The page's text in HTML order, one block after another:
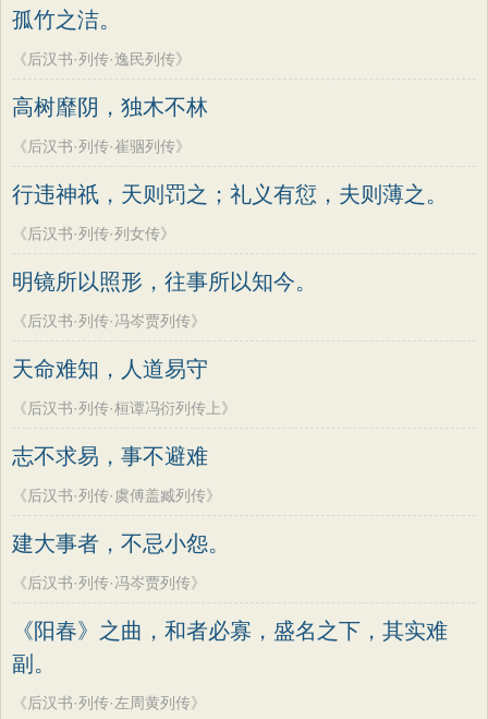
孤竹之洁。
《后汉书·列传·逸民列传》
高树靡阴，独木不林
《后汉书·列传·崔骃列传》
行违神祇，天则罚之；礼义有愆，夫则薄之。
《后汉书·列传·列女传》
明镜所以照形，往事所以知今。
《后汉书·列传·冯岑贾列传》
天命难知，人道易守
《后汉书·列传·桓谭冯衍列传上》
志不求易，事不避难
《后汉书·列传·虞傅盖臧列传》
建大事者，不忌小怨。
《后汉书·列传·冯岑贾列传》
《阳春》之曲，和者必寡，盛名之下，其实难
副。
《后汉书·列传·左周黄列传》